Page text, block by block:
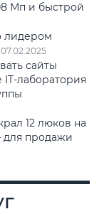
Мп и быстрой
лидером
07.02.2025
сайты
лаборатория
12 люков на
для продажи